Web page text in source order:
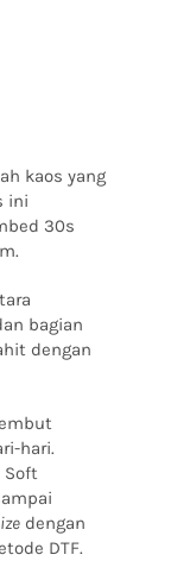
kaos yang
ini
30s
bagian
dengan
hari.
Soft
dengan
DTF.